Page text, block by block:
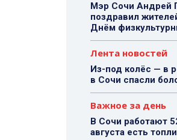
Мэр Сочи Андрей
поздравил
Днём
Лента новостей
Из-под колёс — в
в Сочи спасли
Важное за день
В Сочи работают
августа есть